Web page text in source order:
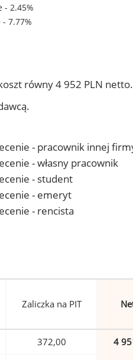
- 2.45%
7.77%
równy 4 952 PLN netto.
- pracownik innej
- własny pracownik
- student
- emeryt
- rencista
Zaliczka na PIT
372,00 4